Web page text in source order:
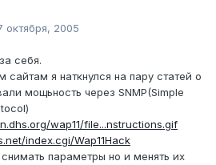
октября, 2005
себя.
я наткнулся на пару статей о
мощьность через SNMP(Simple
wap11/file...nstructions.gif
index.cgi/Wap11Hack
параметры но и менять их